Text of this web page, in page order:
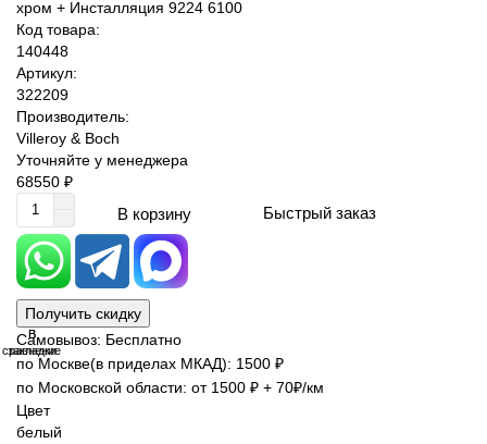
Код товара:
140448
Артикул:
322209
Производитель:
Villeroy & Boch
Уточняйте у менеджера
68550 ₽
В корзину Быстрый заказ
Получить скидку
В
закладки
В
сравнение
Самовывоз: Бесплатно
по Москве(в приделах МКАД): 1500 ₽
по Московской области: от 1500 ₽ + 70₽/км
Цвет
белый